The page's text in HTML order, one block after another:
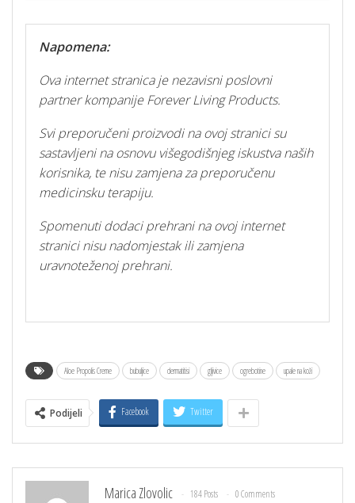
Napomena:
Ova internet stranica je nezavisni poslovni
partner kompanije Forever Living Products.
Svi preporučeni proizvodi na ovoj stranici su
sastavljeni na osnovu višegodišnjeg iskustva naših
korisnika, te nisu zamjena za preporučenu
medicinsku terapiju.
Spomenuti dodaci prehrani na ovoj internet
stranici nisu nadomjestak ili zamjena
uravnoteženoj prehrani.
Aloe Propolis Creme bubuljice dermatitisi gljivice ogrebotine upale na koži
Podijeli Facebook Twitter
Marica Zlovolic 184 Posts 0 Comments